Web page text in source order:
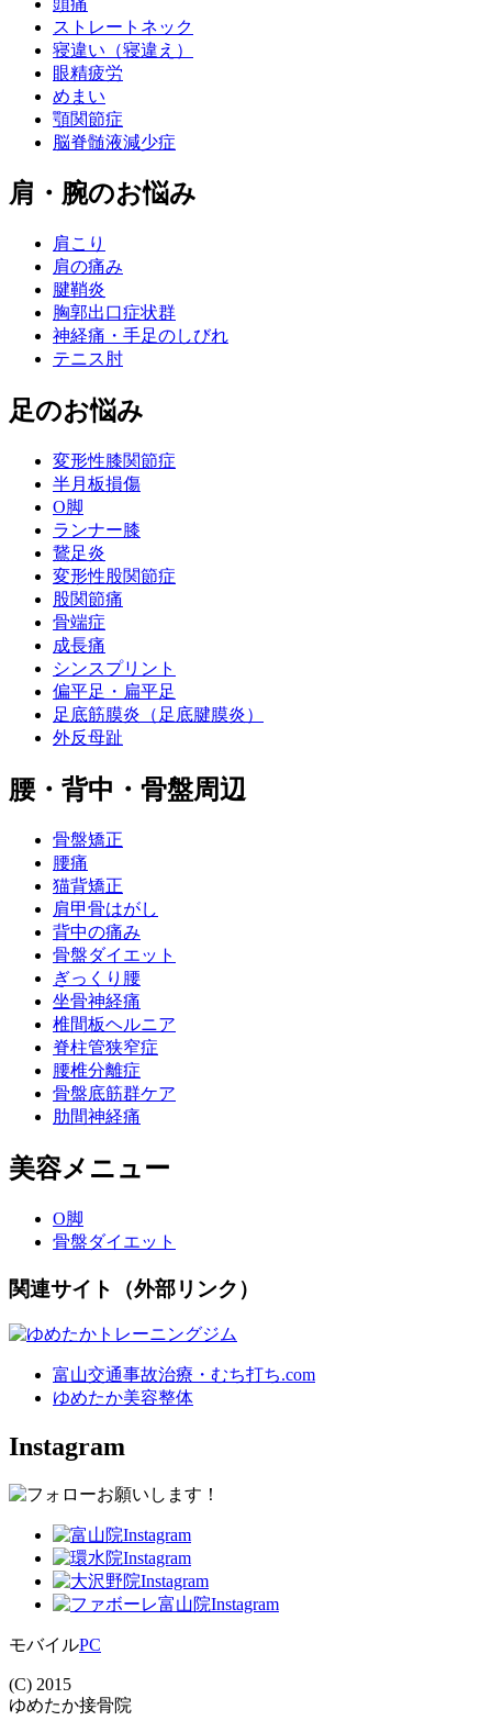
ストレートネック
寝違い（寝違え）
眼精疲労
めまい
顎関節症
脳脊髄液減少症
肩・腕のお悩み
肩こり
肩の痛み
腱鞘炎
胸郭出口症状群
神経痛・手足のしびれ
テニス肘
足のお悩み
変形性膝関節症
半月板損傷
O脚
ランナー膝
鵞足炎
変形性股関節症
股関節痛
骨端症
成長痛
シンスプリント
偏平足・扁平足
足底筋膜炎（足底腱膜炎）
外反母趾
腰・背中・骨盤周辺
骨盤矯正
腰痛
猫背矯正
肩甲骨はがし
背中の痛み
骨盤ダイエット
ぎっくり腰
坐骨神経痛
椎間板ヘルニア
脊柱管狭窄症
腰椎分離症
骨盤底筋群ケア
肋間神経痛
美容メニュー
O脚
骨盤ダイエット
関連サイト（外部リンク）
富山交通事故治療・むち打ち.com
ゆめたか美容整体
Instagram
モバイルPC
(C) 2015
ゆめたか接骨院